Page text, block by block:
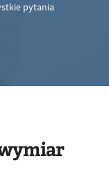
pytania